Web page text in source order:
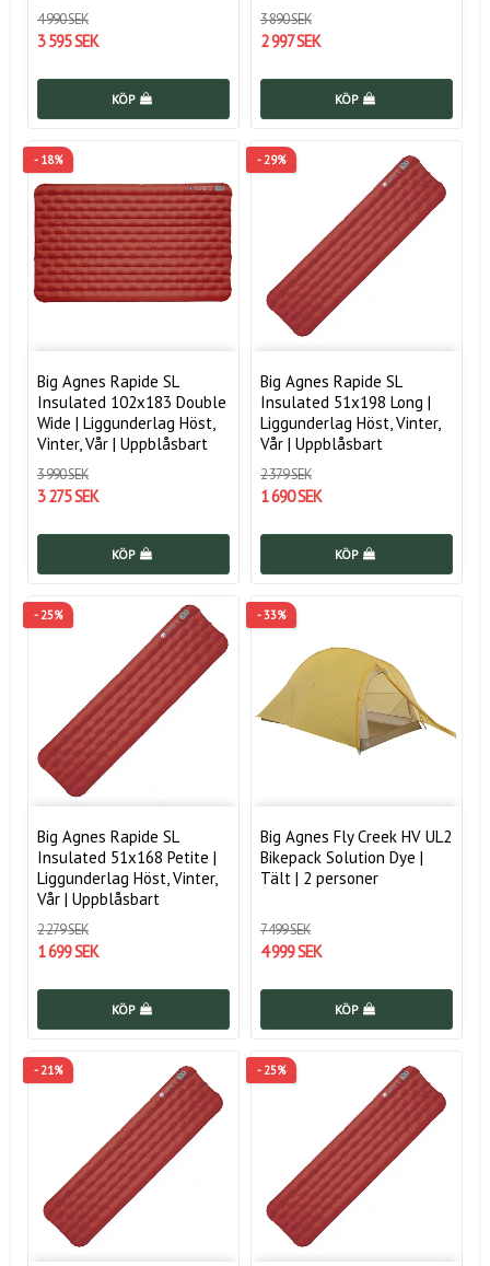
4 990 SEK
3 595 SEK
KÖP
3 890 SEK
2 997 SEK
KÖP
- 18%
Big Agnes Rapide SL
Insulated 102x183 Double
Wide | Liggunderlag Höst,
Vinter, Vår | Uppblåsbart
3 990 SEK
3 275 SEK
KÖP
- 29%
Big Agnes Rapide SL
Insulated 51x198 Long |
Liggunderlag Höst, Vinter,
Vår | Uppblåsbart
2 379 SEK
1 690 SEK
KÖP
- 25%
Big Agnes Rapide SL
Insulated 51x168 Petite |
Liggunderlag Höst, Vinter,
Vår | Uppblåsbart
2 279 SEK
1 699 SEK
KÖP
- 33%
Big Agnes Fly Creek HV UL2
Bikepack Solution Dye |
Tält | 2 personer
7 499 SEK
4 999 SEK
KÖP
- 21% - 25%